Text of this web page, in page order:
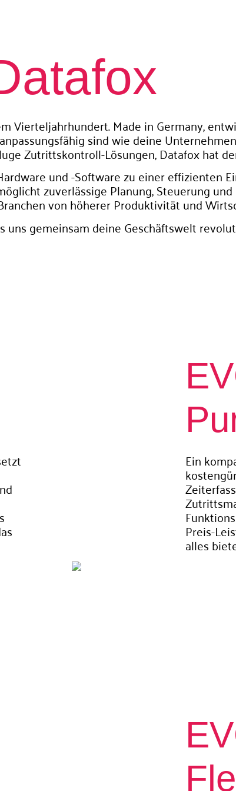
Vierteljahrhundert. Made in Germany,
sind wie deine
Zutrittskontroll-Lösungen, Datafox hat
und -Software zu einer effizienten
zuverlässige Planung, Steuerung
von höherer Produktivität und
uns gemeinsam deine Geschäftswelt
Ein
Preis-
alles